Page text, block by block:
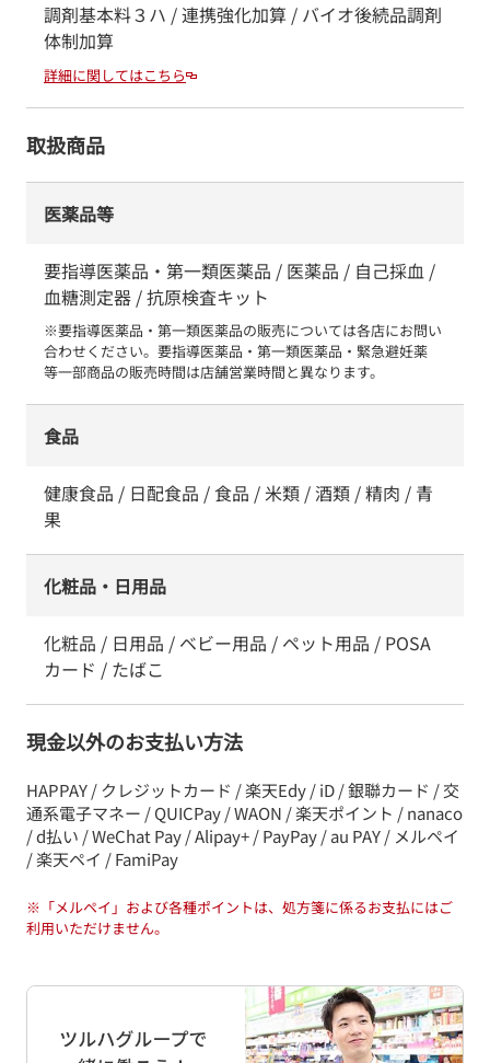
調剤基本料３ハ / 連携強化加算 / バイオ後続品調剤
体制加算
詳細に関してはこちら
取扱商品
医薬品等
要指導医薬品・第一類医薬品 / 医薬品 / 自己採血 /
血糖測定器 / 抗原検査キット
※要指導医薬品・第一類医薬品の販売については各店にお問い
合わせください。要指導医薬品・第一類医薬品・緊急避妊薬
等一部商品の販売時間は店舗営業時間と異なります。
食品
健康食品 / 日配食品 / 食品 / 米類 / 酒類 / 精肉 / 青
果
化粧品・日用品
化粧品 / 日用品 / ベビー用品 / ペット用品 / POSA
カード / たばこ
現金以外のお支払い方法
HAPPAY / クレジットカード / 楽天Edy / iD / 銀聯カード / 交
通系電子マネー / QUICPay / WAON / 楽天ポイント / nanaco
/ d払い / WeChat Pay / Alipay+ / PayPay / au PAY / メルペイ
/ 楽天ペイ / FamiPay
※ 「メルペイ」および各種ポイントは、処方箋に係るお支払にはご
利用いただけません。